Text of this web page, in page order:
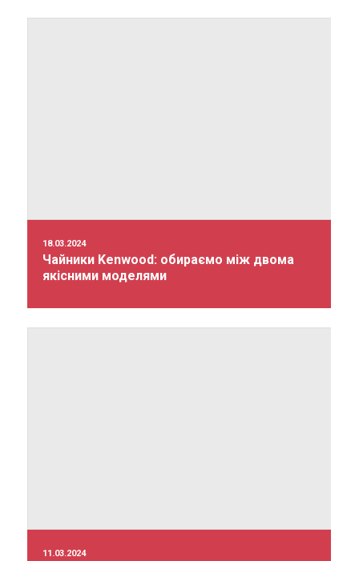
18.03.2024
Чайники Kenwood: обираємо між двома
якісними моделями
11.03.2024